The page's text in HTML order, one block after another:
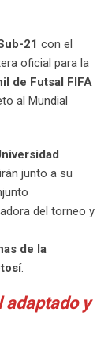
21 con el
oficial para la
de Futsal FIFA
al Mundial
junto a su
del torneo y
de la
.
adaptado y